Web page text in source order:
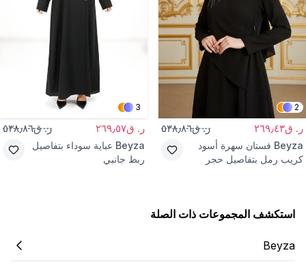
2
ر. ق٢٦٩٫٤٣ ر. ق٥٣٨٫٨٦
Beyza فستان سهرة أسود
كريب رمل بتفاصيل حجر
3
ر. ق٢٦٩٫٥٧ ر. ق٥٣٨٫٨٦
Beyza عباية سوداء بتفاصيل
ربط جانبي
استكشف المجموعات ذات الصلة
Beyza